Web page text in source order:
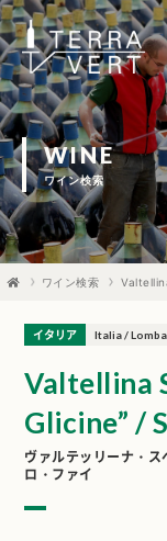
WINE
ワイン検索
ワイン検索
Valtellina
Glicine” /
ヴァルテッリーナ・
ロ・ファイ
イタリア Italia /